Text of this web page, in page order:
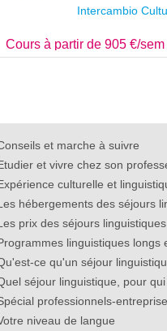
Intercambio
Cours à partir de 905 €/sem
et marche à suivre
et vivre chez son
culturelle et
hébergements des séjours
prix des séjours linguistiques
linguistiques longs
ce qu'un séjour
séjour linguistique, pour
professionnels-
niveau de langue